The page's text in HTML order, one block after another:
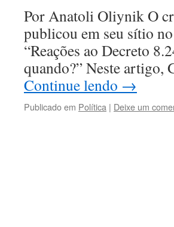
Por Anatoli Oliynik O
publicou em seu sítio
“Reações ao Decreto
quando?” Neste
Continue lendo →
Publicado em Política | Deixe um